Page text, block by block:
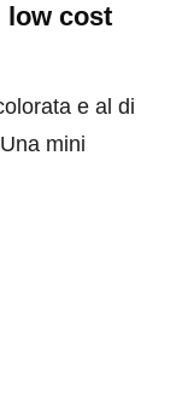
low cost
e al di
mini